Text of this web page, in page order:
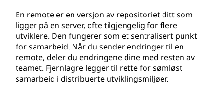
En remote er en versjon av repositoriet ditt som
ligger på en server, ofte tilgjengelig for flere
utviklere. Den fungerer som et sentralisert punkt
for samarbeid. Når du sender endringer til en
remote, deler du endringene dine med resten av
teamet. Fjernlagre legger til rette for sømløst
samarbeid i distribuerte utviklingsmiljøer.